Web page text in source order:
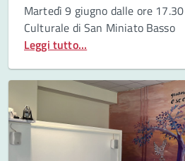
Martedì9 giugno dalle ore
Culturale di San Miniato Basso
Leggi tutto...